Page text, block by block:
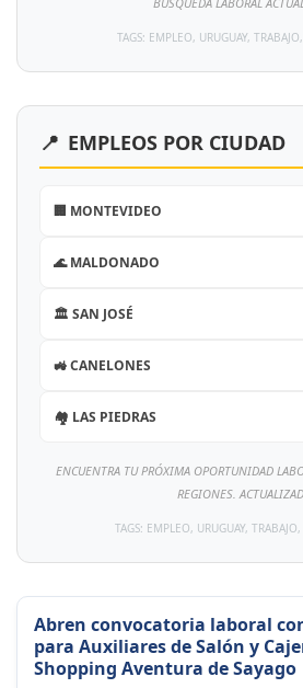
TAGS: EMPLEO, URUGUAY,
📍 EMPLEOS POR CIUDAD
🏢 MONTEVIDEO
🌊 MALDONADO
🏛️ SAN JOSÉ
🚜 CANELONES
🏘️ LAS PIEDRAS
ENCUENTRA TU PRÓXIMA OPORTUNIDAD
REGIONES.
TAGS: EMPLEO, URUGUAY,
Abren convocatoria laboral
para Auxiliares de Salón y
Shopping Aventura de Sayago